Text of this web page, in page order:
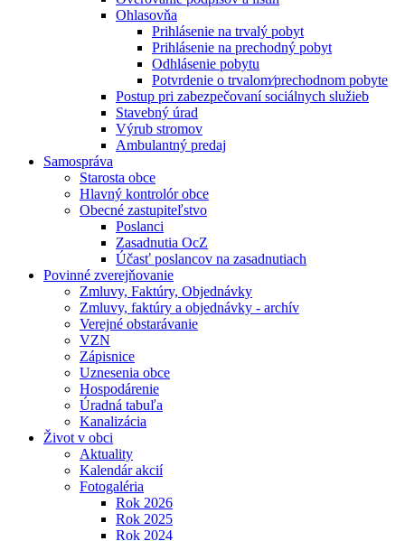
Ohlasovňa
Prihlásenie na trvalý pobyt
Prihlásenie na prechodný pobyt
Odhlásenie pobytu
Potvrdenie o trvalom⁄prechodnom pobyte
Postup pri zabezpečovaní sociálnych služieb
Stavebný úrad
Výrub stromov
Ambulantný predaj
Samospráva
Starosta obce
Hlavný kontrolór obce
Obecné zastupiteľstvo
Poslanci
Zasadnutia OcZ
Účasť poslancov na zasadnutiach
Povinné zverejňovanie
Zmluvy, Faktúry, Objednávky
Zmluvy, faktúry a objednávky - archív
Verejné obstarávanie
VZN
Zápisnice
Uznesenia obce
Hospodárenie
Úradná tabuľa
Kanalizácia
Život v obci
Aktuality
Kalendár akcií
Fotogaléria
Rok 2026
Rok 2025
Rok 2024